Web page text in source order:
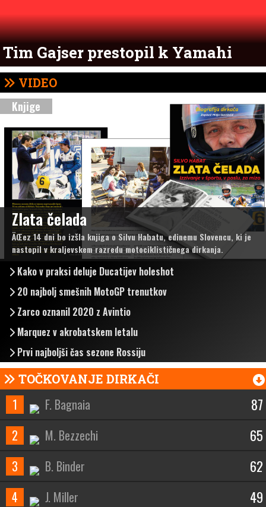
Tim Gajser prestopil k Yamahi
VIDEO
Knjige
Zlata čelada
ÄŒez 14 dni bo izšla knjiga o Silvu Habatu, edinemu Slovencu, ki je
nastopil v kraljevskem razredu motociklističnega dirkanja.
Kako v praksi deluje Ducatijev holeshot
20 najbolj smešnih MotoGP trenutkov
Zarco oznanil 2020 z Avintio
Marquez v akrobatskem letalu
Prvi najboljši čas sezone Rossiju
TOČKOVANJE DIRKAČI
1 F. Bagnaia 87
2 M. Bezzechi 65
3 B. Binder 62
4 J. Miller 49